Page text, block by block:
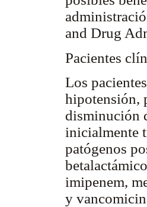
and Drug
Pacientes
Los
hipotensión,
disminución
inicialmente
patógenos
imipenem,
y